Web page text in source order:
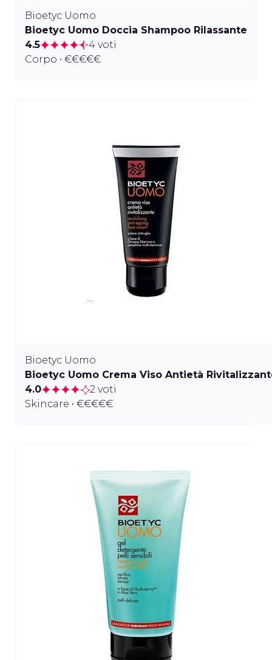
Bioetyc Uomo
Bioetyc Uomo Doccia Shampoo Rilassante
4.5
4 voti
Corpo • €€€€€
Bioetyc Uomo
Bioetyc Uomo Crema Viso Antietà
4.0
2 voti
Skincare • €€€€€